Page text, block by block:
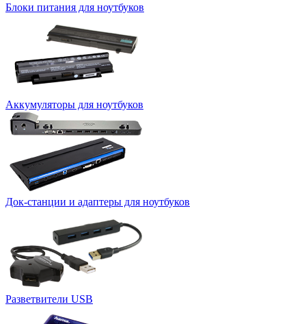
Блоки питания для ноутбуков
Аккумуляторы для ноутбуков
Док-станции и адаптеры для ноутбуков
Разветвители USB